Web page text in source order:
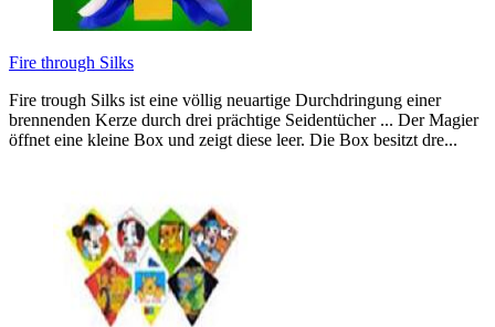
Fire through Silks
Fire trough Silks ist eine völlig neuartige Durchdringung einer
brennenden Kerze durch drei prächtige Seidentücher ... Der Magier
öffnet eine kleine Box und zeigt diese leer. Die Box besitzt dre...